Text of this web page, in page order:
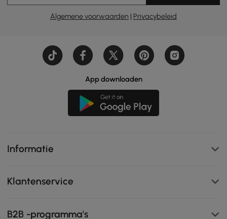
Algemene voorwaarden | Privacybeleid
App downloaden
Informatie
Klantenservice
B2B -programma's